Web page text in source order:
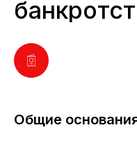
Общие